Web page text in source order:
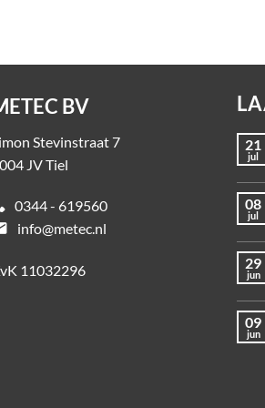
BV
Stevinstraat 7
JV Tiel
0344 - 619560
info@metec.nl
11032296
21
jul
08
jul
29
jun
09
jun